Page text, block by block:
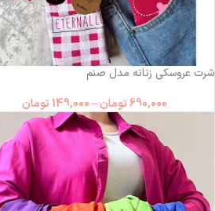
شرت عروسکی زنانه مدل صنم
690,000 تومان–
149,000 تومان